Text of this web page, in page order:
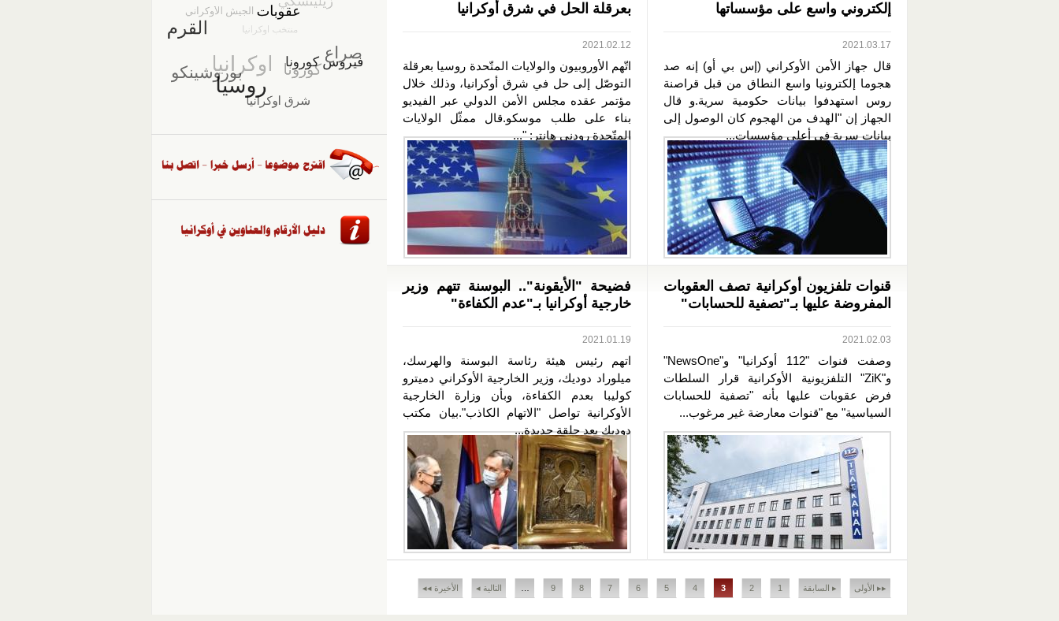
إلكتروني واسع على مؤسساتها
2021.03.17
قال جهاز الأمن الأوكراني (إس بي أو) إنه صد
هجوما إلكترونيا واسع النطاق من قبل قراصنة
روس استهدفوا بيانات حكومية سرية.و قال
الجهاز إن "الهدف من الهجوم كان الوصول إلى
بيانات سرية في أعلى مؤسسات...
بعرقلة الحل في شرق أوكرانيا
2021.02.12
اتّهم الأوروبيون والولايات المتّحدة روسيا بعرقلة
التوصّل إلى حل في شرق أوكرانيا، وذلك خلال
مؤتمر عقده مجلس الأمن الدولي عبر الفيديو
بناء على طلب موسكو.قال ممثّل الولايات
المتّحدة رودني هانتر: "...
قنوات تلفزيون أوكرانية تصف العقوبات
المفروضة عليها بـ"تصفية للحسابات"
2021.02.03
وصفت قنوات "112 أوكرانيا" و"NewsOne"
و"ZiK" التلفزيونية الأوكرانية قرار السلطات
فرض عقوبات عليها بأنه "تصفية للحسابات
السياسية" مع "قنوات معارضة غير مرغوب...
فضيحة "الأيقونة".. البوسنة تتهم وزير
خارجية أوكرانيا بـ"عدم الكفاءة"
2021.01.19
اتهم رئيس هيئة رئاسة البوسنة والهرسك،
ميلوراد دوديك، وزير الخارجية الأوكراني دميترو
كوليبا بعدم الكفاءة، وبأن وزارة الخارجية
الأوكرانية تواصل "الاتهام الكاذب".بيان مكتب
دوديك يعد حلقة جديدة...
الصفحات
▸▸ الأولى ▸ السابقة 1
2
3
4
5
6
7
8
9 التالية ◂ الأخيرة ◂◂